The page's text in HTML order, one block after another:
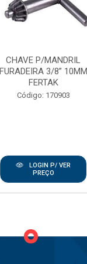
CHAVE P/MANDRIL
FURADEIRA 3/8” 10MM
FERTAK
Código: 170903
LOGIN P/ VER
PREÇO